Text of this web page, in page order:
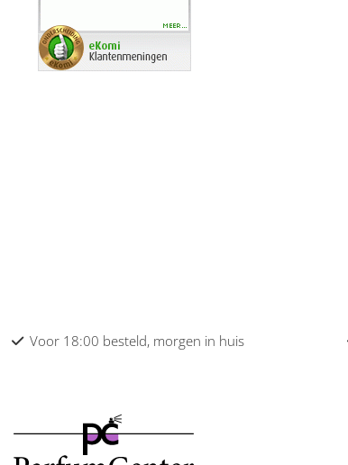
Voor 18:00 besteld, morgen in huis